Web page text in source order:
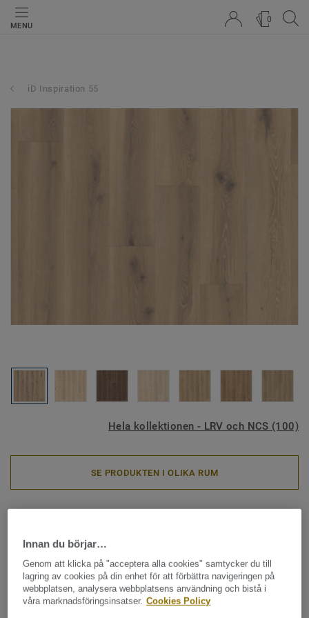
MENU
0
iD Inspiration 55
Hela kollektionen - LRV och NCS (100)
SE PRODUKTEN I OLIKA RUM
iD Inspiration 55 - Forest Oak
NUTMEG
iD Inspiration har fått en förbättrad modularitet som som
gör det enkelt att förändra ett utrymme snabbt och enkelt
Innan du börjar…
Genom att klicka på "acceptera alla cookies" samtycker du till
lagring av cookies på din enhet för att förbättra navigeringen på
webbplatsen, analysera webbplatsens användning och bistå i
våra marknadsföringsinsatser. Cookies Policy